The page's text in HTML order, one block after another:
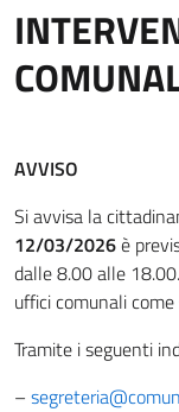
AVVISO
Si avvisa la
12/03/2026è
dalle 8.00 alle
uffici comunali come
Tramite i seguenti
–